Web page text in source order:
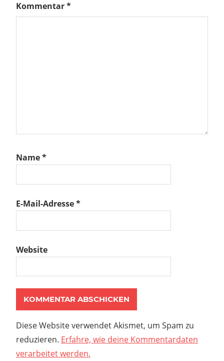
Kommentar*
Name*
E-Mail-Adresse*
Website
Diese Website verwendet Akismet, um Spam zu
reduzieren. Erfahre, wie deine Kommentardaten
verarbeitet werden.